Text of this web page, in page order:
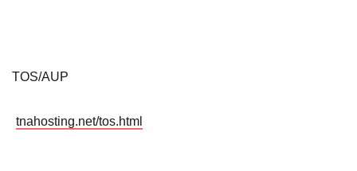
TOS/AUP
tnahosting.net/tos.html